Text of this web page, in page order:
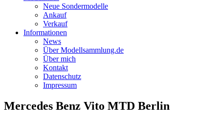
Neue Sondermodelle
Ankauf
Verkauf
Informationen
News
Über Modellsammlung.de
Über mich
Kontakt
Datenschutz
Impressum
Mercedes Benz Vito MTD Berlin